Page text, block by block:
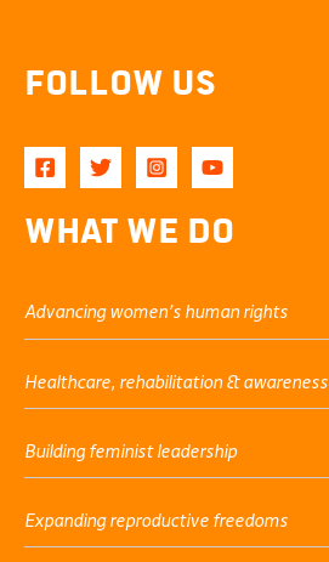
Follow Us
What We Do
Advancing women’s human rights
Healthcare, rehabilitation & awareness
Building feminist leadership
Expanding reproductive freedoms